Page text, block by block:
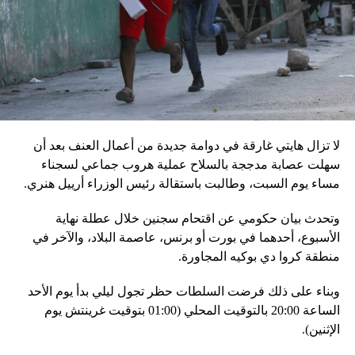
إقليميّاً، أعلن الجيش البيلاروسي أنّه بدأ مناورة للتحقّق من درجة
استعداد قاذفات الأسلحة النووية التكتيكية، في حين أوضح أمين
مجلس الأمن البيلاروسي ألكسندر فولفوفيتش أنّ هذه المناورة
مرتبطة بإعلان موسكو عن مناورات نووية وستكون «متزامنة»
مع التدريبات الروسية، لافتاً إلى أنّ مناورة مينسك ستشمل على
في السياق، أشار رئيس أركان القوات المسلّحة البيلاروسية
الجنرال فيكتور غوليفيتش إلى أنّه «في إطار هذا الحدث، تمّت
احتياطي»، لافتاً إلى أنّه «فور إنجاز عملية الانتشار هذه،
سنستعرض المسائل المتعلّقة بالاستعدادات لاستخدام الأسلحة
النووية غير الاستراتيجية».
وفي أوكرانيا، فكّكت أجهزة الأمن شبكة من العملاء التابعين
لجهاز الأمن الفدرالي الروسي «كانوا يعدّون لاغتيال الرئيس
الأوكراني» فولوديمير زيلينسكي ومسؤولين كبار آخرين، مثل
لا تزال هايتي غارقة في دوامة جديدة من أعمال العنف بعد أن
سهلت عصابة مدججة بالسلاح عملية هروب جماعي لسجناء
مساء يوم السبت، وطالبت باستقالة رئيس الوزراء أرييل هنري.
وتحدث بيان حكومي عن اقتحام سجنين خلال عطلة نهاية
الأسبوع، أحدهما في بورت أو برنس، عاصمة البلاد، والآخر في
منطقة كروا دي بوكيه المجاورة.
وبناء على ذلك فرضت السلطات حظر تجول ليلي بدأ يوم الأحد
الساعة 20:00 بالتوقيت المحلي (01:00 بتوقيت غرينتش يوم
الإثنين).